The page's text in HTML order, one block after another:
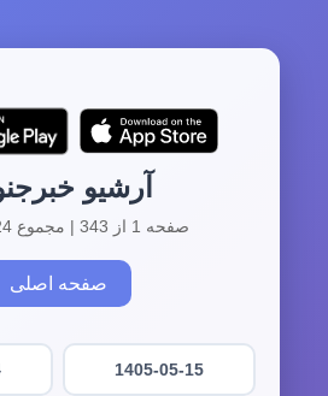
آرشیو
صفحه 1 از 343 | مجموع 3424 آرشیو
صفحه اصلی
1405-05-15